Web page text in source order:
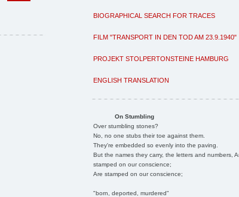
BIOGRAPHICAL SEARCH FOR TRACES
FILM "TRANSPORT IN DEN TOD AM 23.9.1940"
PROJEKT STOLPERTONSTEINE HAMBURG
ENGLISH TRANSLATION
On Stumbling
Over stumbling stones?
No, no one stubs their toe against them.
They're embedded so evenly into the paving.
But the names they carry, the letters and numbers,
stamped on our conscience;
Are stamped on our conscience;
"born, deported, murdered"